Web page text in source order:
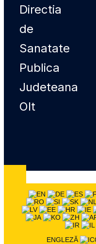
Directia
de
Sanatate
Publica
Judeteana
Olt
ENGLEZĂ